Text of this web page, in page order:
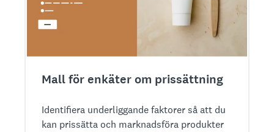
Mall för enkäter om prissättning
Identifiera underliggande faktorer så att du
kan prissätta och marknadsföra produkter